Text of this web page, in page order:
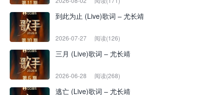
到此为止 (Live)歌词 – 尤长靖
2026-07-27 阅读(126)
三月 (Live)歌词 – 尤长靖
2026-06-28 阅读(268)
逃亡 (Live)歌词 – 尤长靖